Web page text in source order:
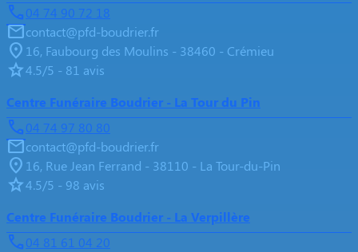
04 74 90 72 18
contact@pfd-boudrier.fr
16, Faubourg des Moulins - 38460 - Crémieu
4.5/5 - 81 avis
Centre Funéraire Boudrier - La Tour du Pin
04 74 97 80 80
contact@pfd-boudrier.fr
16, Rue Jean Ferrand - 38110 - La Tour-du-Pin
4.5/5 - 98 avis
Centre Funéraire Boudrier - La Verpillère
04 81 61 04 20